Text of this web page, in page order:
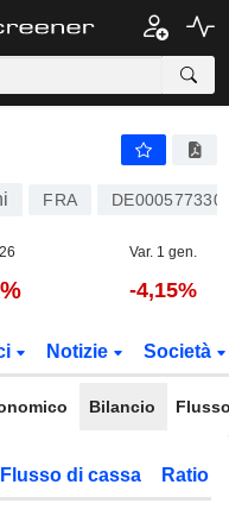
FRA
Var. 1 gen.
-4,15%
Notizie Società
Bilancio
Flusso di cassa Ratio